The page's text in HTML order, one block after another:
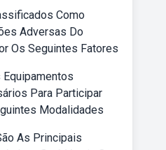
Como
Adversas Do
Os Seguintes Fatores
Equipamentos
Para Participar
Modalidades
As Principais